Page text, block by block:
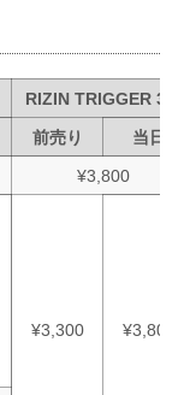
RIZIN TRIGGER
前売り
当日
¥3,800
¥3,300
¥3,800